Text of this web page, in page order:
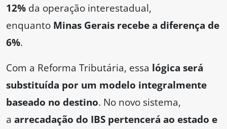
12% da operação interestadual,
enquanto Minas Gerais recebe a diferença de
6%.
Com a Reforma Tributária, essa lógica será
substituída por um modelo integralmente
baseado no destino. No novo sistema,
a arrecadação do IBS pertencerá ao estado e